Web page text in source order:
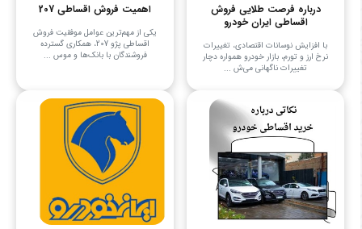
درباره فرصت طلایی فروش
اقساطی ایران خودرو
با افزایش نوسانات اقتصادی، تغییرات
نرخ ارز و تورم، بازار خودرو همواره دچار
تغییرات ناگهانی می‌ش ...
اهمیت فروش اقساطی 207
یکی از مهم‌ترین عوامل موفقیت فروش
اقساطی پژو 207، همکاری گسترده
فروشندگان با بانک‌ها و موس ...